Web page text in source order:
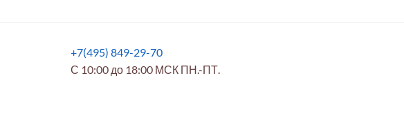
+7(495) 849-29-70
С 10:00 до 18:00 МСК ПН.-ПТ.